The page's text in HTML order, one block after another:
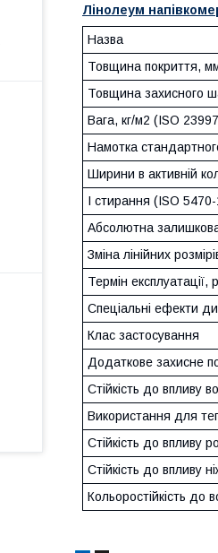
Лінолеум
Назва
Товщина покриття,
Товщина захисного
Вага, кг/м2 (ISO
Намотка
Ширини в активній
І стирання (ISO
Абсолютна
Зміна лінійних
Термін експлуатації,
Спеціальні ефекти
Клас застосування
Додаткове захисне
Стійкість до впливу
Використання для
Стійкість до впливу
Стійкість до впливу
Кольоростійкість до